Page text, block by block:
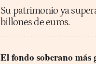
Su patrimonio ya
billones de euros.
El fondo soberano más